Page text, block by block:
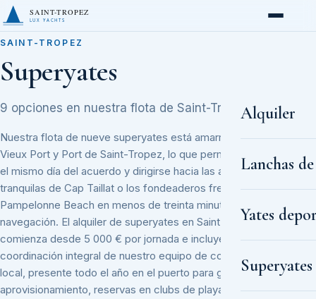
SAINT-TROPEZ
LUX YACHTS
Alquiler
Lanchas
Yates
Superyates
SAINT-TROPEZ
Superyates
9 opciones en nuestra flota de Saint-Tropez.
Nuestra flota de nueve superyates está amarrada en el
Vieux Port y Port de Saint-Tropez, lo que permite embarcar
el mismo día del acuerdo y dirigirse hacia las aguas
tranquilas de Cap Taillat o los fondeaderos frente a
Pampelonne Beach en menos de treinta minutos de
navegación. El alquiler de superyates en Saint-Tropez
comienza desde 5 000 € por jornada e incluye la
coordinación integral de nuestro equipo de conserjería
local, presente todo el año en el puerto para gestionar
aprovisionamiento, reservas en clubs de playa y permisos